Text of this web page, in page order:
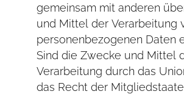
gemeinsam mit anderen
und Mittel der Verarbeitung
personenbezogenen Daten
Sind die Zwecke und Mittel
Verarbeitung durch das
das Recht der